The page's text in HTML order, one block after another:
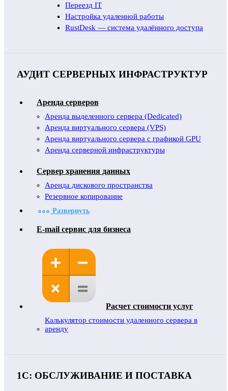
Переезд IT
Настройка удаленной работы
RustDesk — система удалённого доступа
АУДИТ СЕРВЕРНЫХ ИНФРАСТРУКТУР
Аренда серверов
Аренда выделенного сервера (Dedicated)
Аренда виртуального сервера (VPS)
Аренда виртуального сервера с графикой GPU
Аренда серверной инфраструктуры
Сервер хранения данных
Аренда дискового пространства
Резервное копирование
Развернуть
E-mail сервис для бизнеса
Расчет стоимости услуг
Калькулятор стоимости удаленного сервера в
аренду
1С: ОБСЛУЖИВАНИЕ И ПОСТАВКА